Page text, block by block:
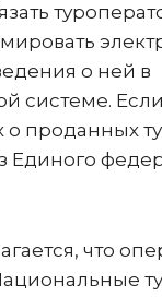
о ней в
системе.
о проданных
Единого
что